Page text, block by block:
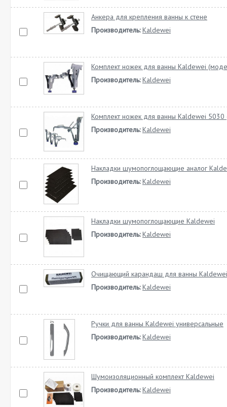
Анкера для крепления ванны к стене
Производитель: Kaldewei
Комплект ножек для ванны Kaldewei
Производитель: Kaldewei
Комплект ножек для ванны Kaldewei
Производитель: Kaldewei
Накладки шумопоглощающие аналог
Производитель: Kaldewei
Накладки шумопоглощающие Kaldewei
Производитель: Kaldewei
Очищающий карандаш для ванны Kaldewei
Производитель: Kaldewei
Ручки для ванны Kaldewei универсальные
Производитель: Kaldewei
Шумоизоляционный комплект Kaldewei
Производитель: Kaldewei